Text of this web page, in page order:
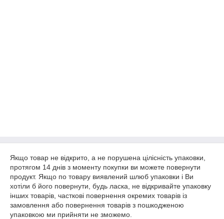
Якщо товар не відкрито, а не порушена цілісність упаковки,
протягом 14 днів з моменту покупки ви можете повернути
продукт. Якщо по товару виявлений шлюб упаковки і Ви
хотіли б його повернути, будь ласка, не відкривайте упаковку
інших товарів, часткові повернення окремих товарів із
замовлення або повернення товарів з пошкодженою
упаковкою ми прийняти не зможемо.